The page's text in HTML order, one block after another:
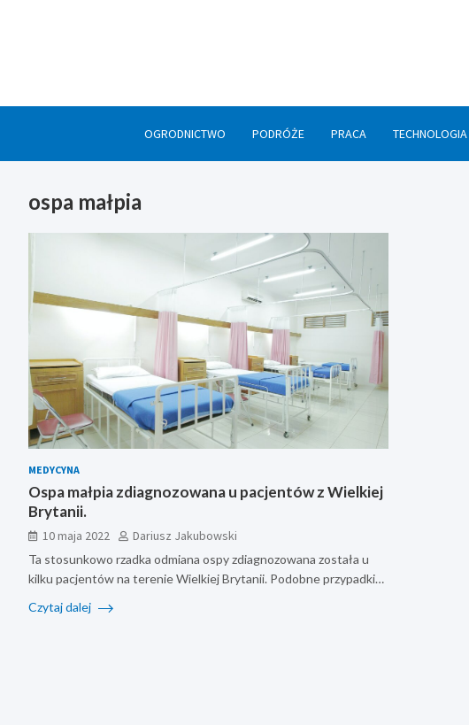
OGRODNICTWO PODRÓŻE PRACA TECHNOLOGIA
ospa małpia
MEDYCYNA
Ospa małpia zdiagnozowana u pacjentów z Wielkiej
Brytanii.
10 maja 2022 Dariusz Jakubowski
Ta stosunkowo rzadka odmiana ospy zdiagnozowana została u
kilku pacjentów na terenie Wielkiej Brytanii. Podobne przypadki…
Czytaj dalej